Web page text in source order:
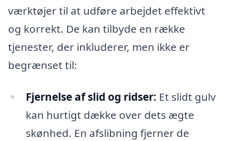
værktøjer til at udføre arbejdet effektivt
og korrekt. De kan tilbyde en række
tjenester, der inkluderer, men ikke er
begrænset til:
Fjernelse af slid og ridser: Et slidt gulv
kan hurtigt dække over dets ægte
skønhed. En afslibning fjerner de